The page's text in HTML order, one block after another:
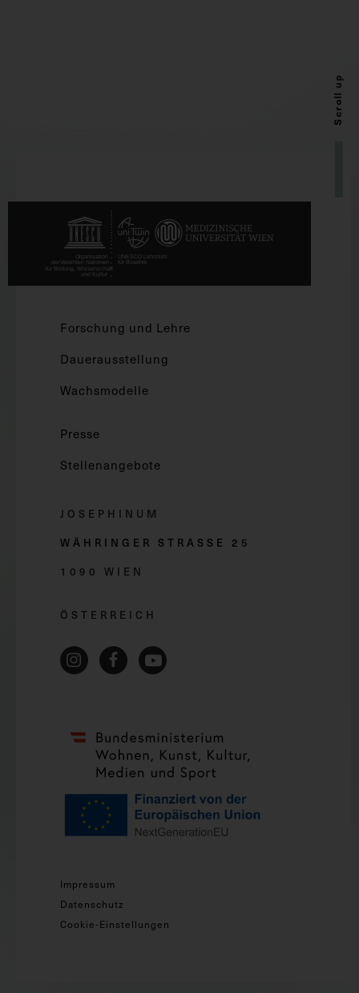
Scroll up
Forschung und Lehre
Dauerausstellung
Wachsmodelle
Presse
Stellenangebote
JOSEPHINUM
WÄHRINGER STRASSE 2 5
1090 WIEN
ÖSTERREICH
Impressum
Datenschutz
Cookie-Einstellungen